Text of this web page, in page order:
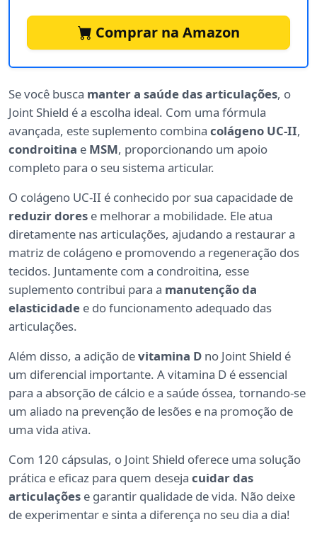
Comprar na Amazon
Se você busca manter a saúde das articulações, o
Joint Shield é a escolha ideal. Com uma fórmula
avançada, este suplemento combina colágeno UC-II,
condroitina e MSM, proporcionando um apoio
completo para o seu sistema articular.
O colágeno UC-II é conhecido por sua capacidade de
reduzir dores e melhorar a mobilidade. Ele atua
diretamente nas articulações, ajudando a restaurar a
matriz de colágeno e promovendo a regeneração dos
tecidos. Juntamente com a condroitina, esse
suplemento contribui para a manutenção da
elasticidade e do funcionamento adequado das
articulações.
Além disso, a adição devitamina D no Joint Shield é
um diferencial importante. A vitamina D é essencial
para a absorção de cálcio e a saúde óssea, tornando-se
um aliado na prevenção de lesões e na promoção de
uma vida ativa.
Com 120 cápsulas, o Joint Shield oferece uma solução
prática e eficaz para quem deseja cuidar das
articulações e garantir qualidade de vida. Não deixe
de experimentar e sinta a diferença no seu dia a dia!